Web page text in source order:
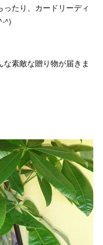
たり、カードリーディ
^)
素敵な贈り物が届きま